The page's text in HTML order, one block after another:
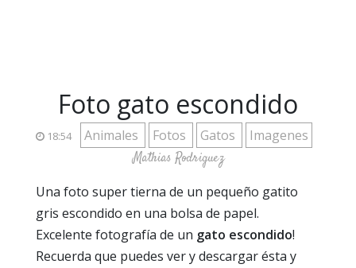
Foto gato escondido
18:54 Animales Fotos Gatos Imagenes
Mathias Rodriguez
Una foto super tierna de un pequeño gatito
gris escondido en una bolsa de papel.
Excelente fotografía de un gato escondido!
Recuerda que puedes ver y descargar ésta y